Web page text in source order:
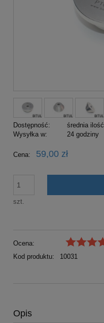
Dostępność:
średnia ilość
Wysyłka w:
24 godziny
Cena: 59,00 zł
szt.
Ocena:
Kod produktu:
10031
Opis